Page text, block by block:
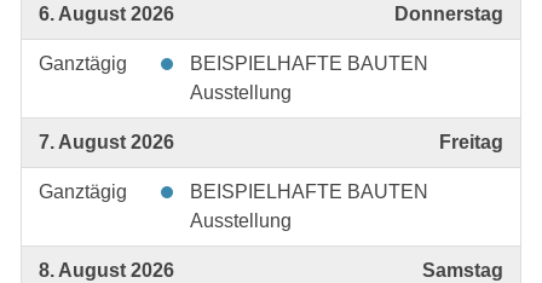
6. August 2026 Donnerstag
Ganztägig
BEISPIELHAFTE BAUTEN
Ausstellung
7. August 2026 Freitag
Ganztägig
BEISPIELHAFTE BAUTEN
Ausstellung
8. August 2026 Samstag